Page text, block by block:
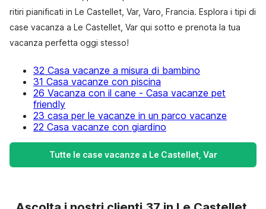
ritiri pianificati in Le Castellet, Var, Varo, Francia. Esplora i tipi di
case vacanza a Le Castellet, Var qui sotto e prenota la tua
vacanza perfetta oggi stesso!
32 Casa vacanze a misura di bambino
31 Casa vacanze con piscina
26 Vacanza con il cane - Casa vacanze pet
friendly
23 casa per le vacanze in un parco vacanze
22 Casa vacanze con giardino
Tutte le case vacanze a Le Castellet, Var